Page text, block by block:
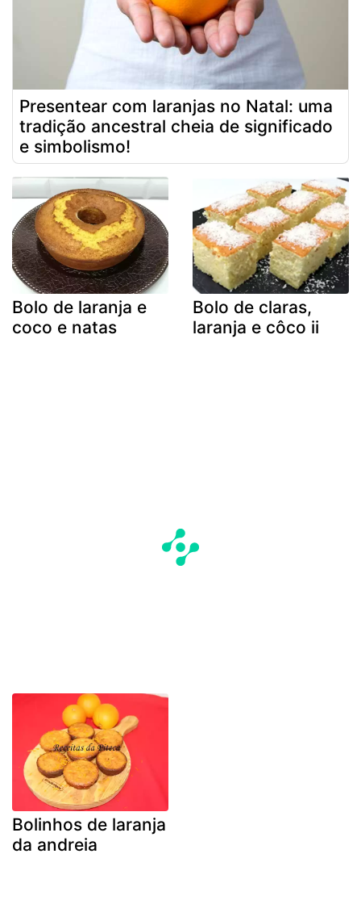
Presentear com laranjas no Natal: uma
tradição ancestral cheia de significado
e simbolismo!
Bolo de laranja e
coco e natas
Bolo de claras,
laranja e côco ii
Bolinhos de laranja
da andreia